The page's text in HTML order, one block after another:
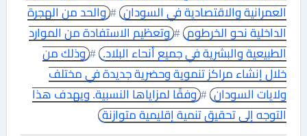
العمرانية والاقتصادية في السودان # والحد من الهجرة
الداخلية نحو الخرطوم # وتعظيم الاستفادة من الموارد
الطبيعية والبشرية في جميع أنحاء البلاد. # وذلك من
خلال إنشاء مراكز تنموية وحضرية جديدة في مختلف
ولايات السودان # وفقًا لمزاياها النسبية. ويهدف هذا
التوجه إلى تحقيق تنمية إقليمية متوازنة